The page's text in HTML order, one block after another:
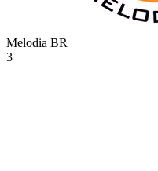
Melodia BR
3